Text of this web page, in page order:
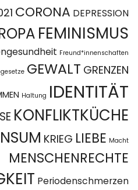
CORONA DEPRESSION
FEMINISMUS
Freund*innenschaften
gesetze GEWALT GRENZEN
Haltung IDENTITÄT
KONFLIKTKÜCHE
KRIEG LIEBE Macht
MENSCHENRECHTE
Periodenschmerzen